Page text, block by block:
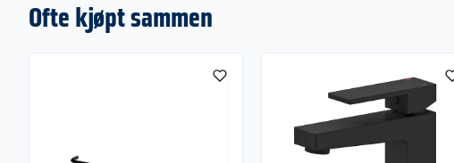
Ofte kjøpt sammen